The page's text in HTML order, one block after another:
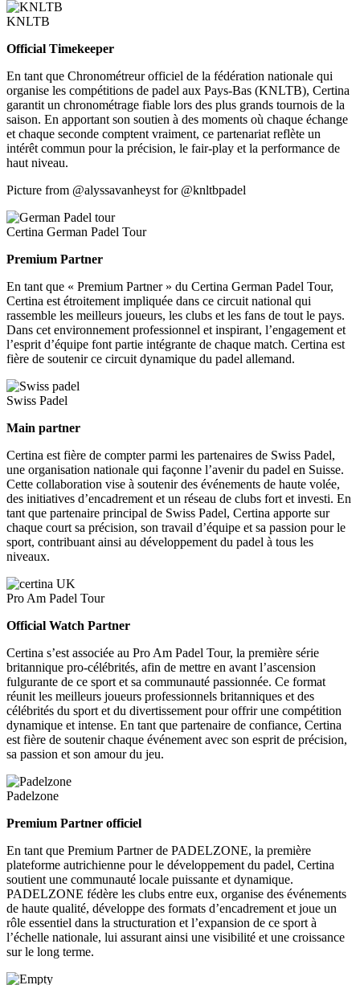
KNLTB
Official Timekeeper
En tant que Chronométreur officiel de la fédération nationale qui
organise les compétitions de padel aux Pays-Bas (KNLTB), Certina
garantit un chronométrage fiable lors des plus grands tournois de la
saison. En apportant son soutien à des moments où chaque échange
et chaque seconde comptent vraiment, ce partenariat reflète un
intérêt commun pour la précision, le fair-play et la performance de
haut niveau.
Picture from @alyssavanheyst for @knltbpadel
Certina German Padel Tour
Premium Partner
En tant que « Premium Partner » du Certina German Padel Tour,
Certina est étroitement impliquée dans ce circuit national qui
rassemble les meilleurs joueurs, les clubs et les fans de tout le pays.
Dans cet environnement professionnel et inspirant, l’engagement et
l’esprit d’équipe font partie intégrante de chaque match. Certina est
fière de soutenir ce circuit dynamique du padel allemand.
Swiss Padel
Main partner
Certina est fière de compter parmi les partenaires de Swiss Padel,
une organisation nationale qui façonne l’avenir du padel en Suisse.
Cette collaboration vise à soutenir des événements de haute volée,
des initiatives d’encadrement et un réseau de clubs fort et investi. En
tant que partenaire principal de Swiss Padel, Certina apporte sur
chaque court sa précision, son travail d’équipe et sa passion pour le
sport, contribuant ainsi au développement du padel à tous les
niveaux.
Pro Am Padel Tour
Official Watch Partner
Certina s’est associée au Pro Am Padel Tour, la première série
britannique pro-célébrités, afin de mettre en avant l’ascension
fulgurante de ce sport et sa communauté passionnée. Ce format
réunit les meilleurs joueurs professionnels britanniques et des
célébrités du sport et du divertissement pour offrir une compétition
dynamique et intense. En tant que partenaire de confiance, Certina
est fière de soutenir chaque événement avec son esprit de précision,
sa passion et son amour du jeu.
Padelzone
Premium Partner officiel
En tant que Premium Partner de PADELZONE, la première
plateforme autrichienne pour le développement du padel, Certina
soutient une communauté locale puissante et dynamique.
PADELZONE fédère les clubs entre eux, organise des événements
de haute qualité, développe des formats d’encadrement et joue un
rôle essentiel dans la structuration et l’expansion de ce sport à
l’échelle nationale, lui assurant ainsi une visibilité et une croissance
sur le long terme.